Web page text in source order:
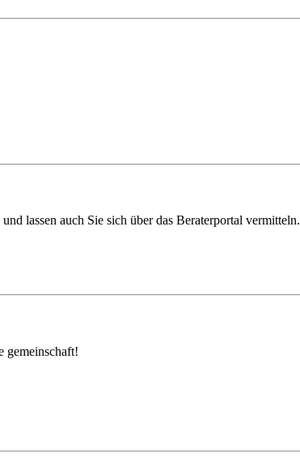
lassen auch Sie sich über das Beraterportal vermitteln.
gemeinschaft!